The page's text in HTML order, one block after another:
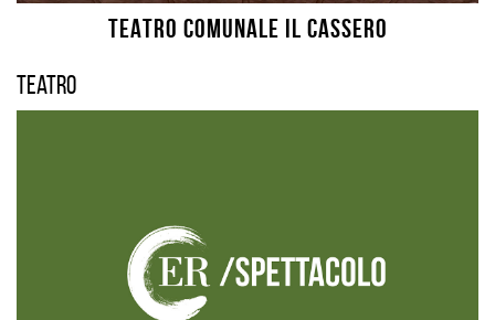
TEATRO COMUNALE IL CASSERO
Teatro